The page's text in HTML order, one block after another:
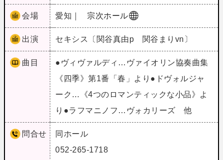
会場 愛知｜ 宗次ホール
出演 セキシス〔関谷真由p 関谷まりvn〕
曲目
●ヴィヴァルディ…ヴァイオリン協奏曲集
《四季》第1番「春」より●ドヴォルジャ
ーク…《4つのロマンティックな小品》よ
り●ラフマニノフ…ヴォカリーズ 他
問合せ
同ホール
052-265-1718